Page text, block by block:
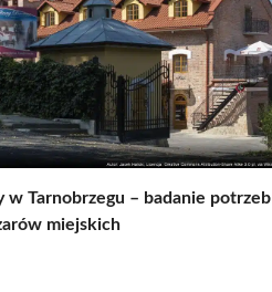
w Tarnobrzegu – badanie potrzeb
miejskich